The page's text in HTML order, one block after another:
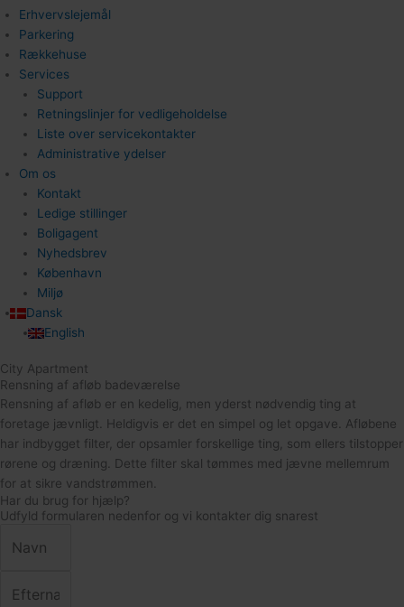
Erhvervslejemål
Parkering
Rækkehuse
Services
Support
Retningslinjer for vedligeholdelse
Liste over servicekontakter
Administrative ydelser
Om os
Kontakt
Ledige stillinger
Boligagent
Nyhedsbrev
København
Miljø
Dansk
English
City Apartment
Rensning af afløb badeværelse
Rensning af afløb er en kedelig, men yderst nødvendig ting at
foretage jævnligt. Heldigvis er det en simpel og let opgave. Afløbene
har indbygget filter, der opsamler forskellige ting, som ellers tilstopper
rørene og dræning. Dette filter skal tømmes med jævne mellemrum
for at sikre vandstrømmen.
Har du brug for hjælp?
Udfyld formularen nedenfor og vi kontakter dig snarest